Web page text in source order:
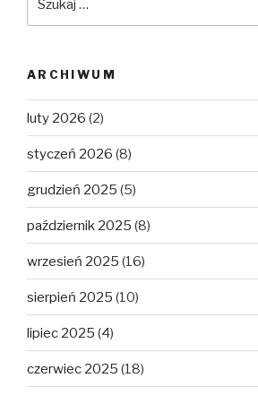
ARCHIWUM
luty 2026 (2)
styczeń 2026 (8)
grudzień 2025 (5)
październik 2025 (8)
wrzesień 2025 (16)
sierpień 2025 (10)
lipiec 2025 (4)
czerwiec 2025 (18)